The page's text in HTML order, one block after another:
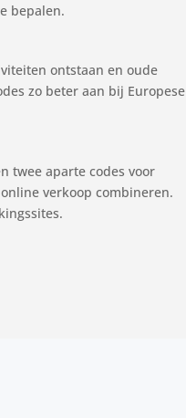
bepalen.
ontstaan en oude
zo beter aan bij Europese
twee aparte codes voor
verkoop combineren.